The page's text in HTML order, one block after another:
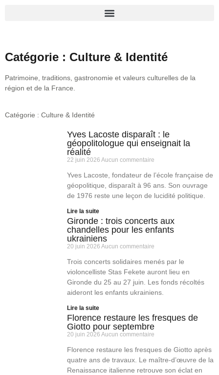
Catégorie : Culture & Identité
Patrimoine, traditions, gastronomie et valeurs culturelles de la
région et de la France.
Catégorie : Culture & Identité
Yves Lacoste disparaît : le
géopolitologue qui enseignait la
réalité
22 juin 2026 Aucun commentaire
Yves Lacoste, fondateur de l’école française de
géopolitique, disparaît à 96 ans. Son ouvrage
de 1976 reste une leçon de lucidité politique.
Lire la suite
Gironde : trois concerts aux
chandelles pour les enfants
ukrainiens
20 juin 2026 Aucun commentaire
Trois concerts solidaires menés par le
violoncelliste Stas Fekete auront lieu en
Gironde du 25 au 27 juin. Les fonds récoltés
aideront les enfants ukrainiens.
Lire la suite
Florence restaure les fresques de
Giotto pour septembre
20 juin 2026 Aucun commentaire
Florence restaure les fresques de Giotto après
quatre ans de travaux. Le maître-d’œuvre de la
Renaissance italienne retrouve son éclat en